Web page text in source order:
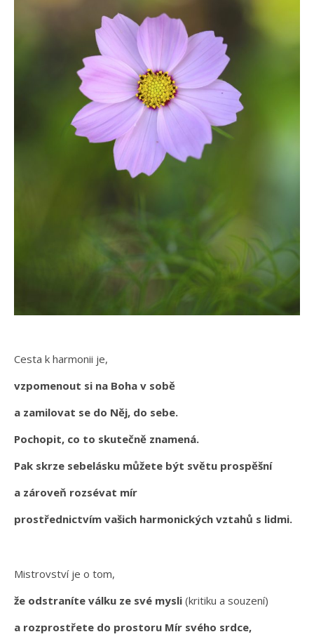
Cesta k harmonii je,
vzpomenout si na Boha v sobě
a zamilovat se do Něj, do sebe.
Pochopit, co to skutečně znamená.
Pak skrze sebelásku můžete být světu prospěšní
a zároveň rozsévat mír
prostřednictvím vašich harmonických vztahů s lidmi.
Mistrovství je o tom,
že odstraníte válku ze své mysli (kritiku a souzení)
a rozprostřete do prostoru Mír svého srdce,